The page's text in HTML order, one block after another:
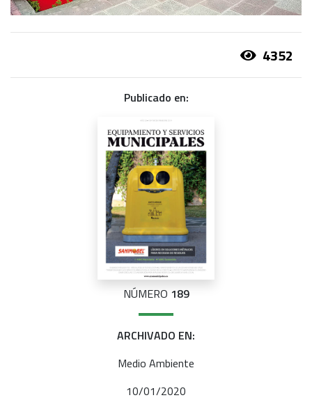
4352
Publicado en:
NÚMERO 189
ARCHIVADO EN:
Medio Ambiente
10/01/2020